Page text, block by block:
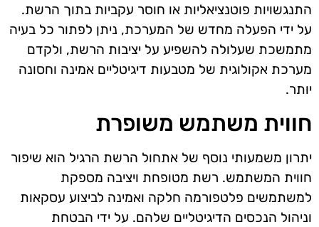
התנגשויות פוטנציאליות או חוסר עקביות בתוך הרשת.
על ידי הפעלה מחדש של המערכת, ניתן לפתור כל בעיה
מתמשכת שעלולה להשפיע על יציבות הרשת, ולקדם
מערכת אקולוגית של מטבעות דיגיטליים אמינה וחסונה
יותר.
חווית משתמש משופרת
יתרון משמעותי נוסף של אתחול הרשת הרגיל הוא שיפור
חווית המשתמש. רשת מטופחת ויציבה מספקת
למשתמשים פלטפורמה חלקה ואמינה לביצוע עסקאות
וניהול הנכסים הדיגיטליים שלהם. על ידי הבטחת